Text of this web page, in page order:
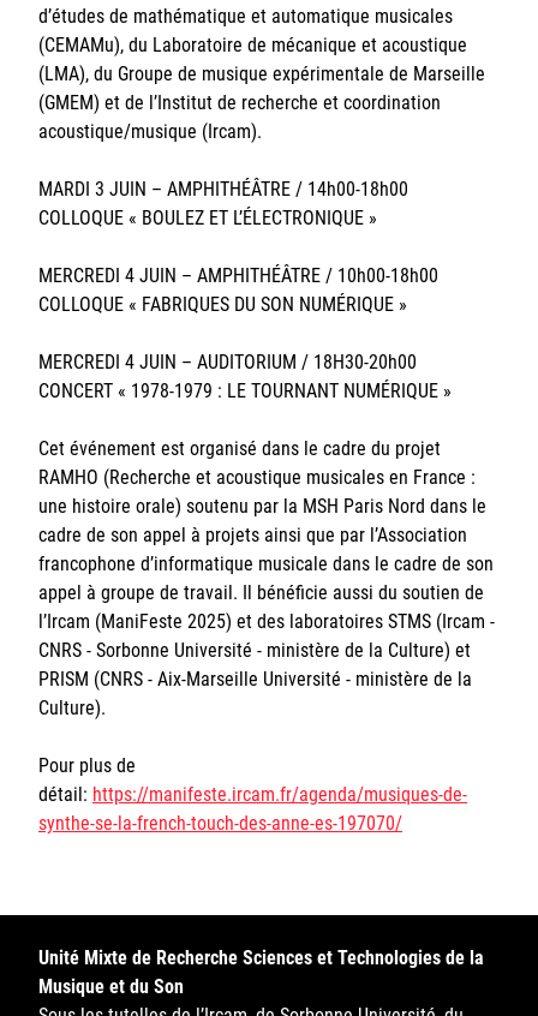
d’études de mathématique et automatique musicales
(CEMAMu), du Laboratoire de mécanique et acoustique
(LMA), du Groupe de musique expérimentale de Marseille
(GMEM) et de l’Institut de recherche et coordination
acoustique/musique (Ircam).
MARDI 3 JUIN – AMPHITHÉÂTRE / 14h00-18h00
COLLOQUE « BOULEZ ET L’ÉLECTRONIQUE »
MERCREDI 4 JUIN – AMPHITHÉÂTRE / 10h00-18h00
COLLOQUE « FABRIQUES DU SON NUMÉRIQUE »
MERCREDI 4 JUIN – AUDITORIUM / 18H30-20h00
CONCERT « 1978-1979 : LE TOURNANT NUMÉRIQUE »
Cet événement est organisé dans le cadre du projet
RAMHO (Recherche et acoustique musicales en France :
une histoire orale) soutenu par la MSH Paris Nord dans le
cadre de son appel à projets ainsi que par l’Association
francophone d’informatique musicale dans le cadre de son
appel à groupe de travail. Il bénéficie aussi du soutien de
l’Ircam (ManiFeste 2025) et des laboratoires STMS (Ircam -
CNRS - Sorbonne Université - ministère de la Culture) et
PRISM (CNRS - Aix-Marseille Université - ministère de la
Culture).
Pour plus de
détail: https://manifeste.ircam.fr/agenda/musiques-de-
synthe-se-la-french-touch-des-anne-es-197070/
Unité Mixte de Recherche Sciences et Technologies de la
Musique et du Son